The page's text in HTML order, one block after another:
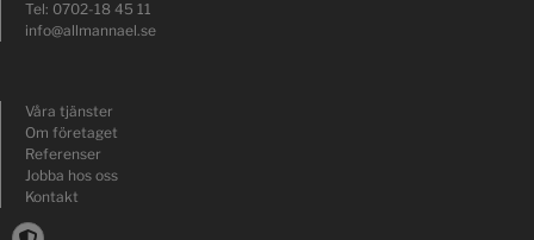
Tel: 0702-18 45 11
info@allmannael.se
Våra tjänster
Om företaget
Referenser
Jobba hos oss
Kontakt